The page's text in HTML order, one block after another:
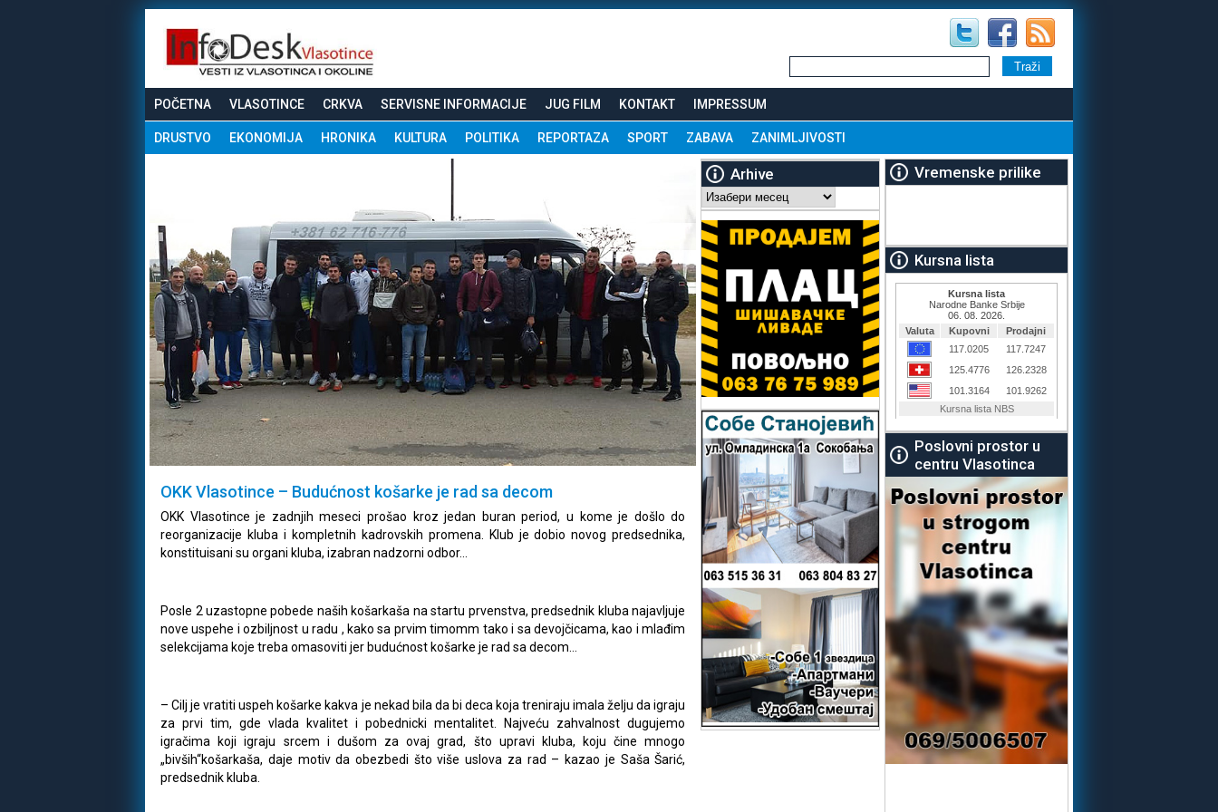
POČETNA VLASOTINCE CRKVA SERVISNE INFORMACIJE JUG FILM KONTAKT IMPRESSUM
DRUSTVO EKONOMIJA HRONIKA KULTURA POLITIKA REPORTAZA SPORT ZABAVA ZANIMLJIVOSTI
OKK Vlasotince – Budućnost košarke je rad sa decom
OKK Vlasotince je zadnjih meseci prošao kroz jedan buran period, u kome je došlo do
reorganizacije kluba i kompletnih kadrovskih promena. Klub je dobio novog predsednika,
konstituisani su organi kluba, izabran nadzorni odbor…
Posle 2 uzastopne pobede naših košarkaša na startu prvenstva, predsednik kluba najavljuje
nove uspehe i ozbiljnost u radu , kako sa prvim timomm tako i sa devojčicama, kao i mlađim
selekcijama koje treba omasoviti jer budućnost košarke je rad sa decom…
– Cilj je vratiti uspeh košarke kakva je nekad bila da bi deca koja treniraju imala želju da igraju
za prvi tim, gde vlada kvalitet i pobednicki mentalitet. Najveću zahvalnost dugujemo
igračima koji igraju srcem i dušom za ovaj grad, što upravi kluba, koju čine mnogo
„bivših“košarkaša, daje motiv da obezbedi što više uslova za rad – kazao je Saša Šarić,
predsednik kluba.
Arhive
Arhive
Vremenske prilike
Kursna lista
Poslovni prostor u
centru Vlasotinca